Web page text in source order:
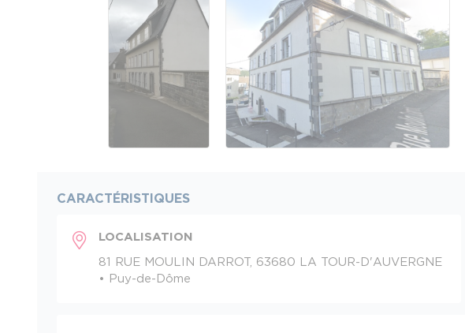
CARACTÉRISTIQUES
LOCALISATION
81 RUE MOULIN DARROT, 63680 LA TOUR-D'AUVERGNE
• Puy-de-Dôme